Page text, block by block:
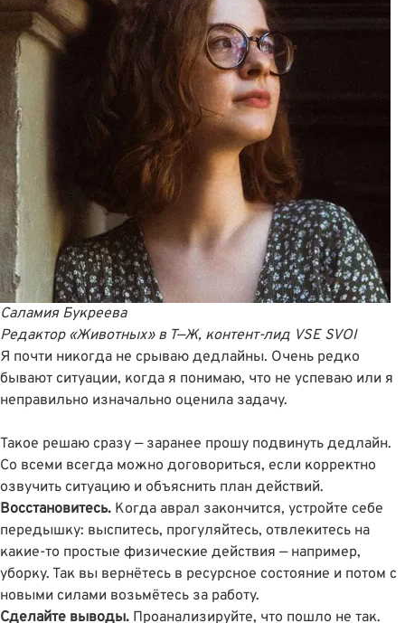
Саламия Букреева
Редактор «Животных» в Т—Ж, контент-лид VSE SVOI
Я почти никогда не срываю дедлайны. Очень редко
бывают ситуации, когда я понимаю, что не успеваю или я
неправильно изначально оценила задачу.
Такое решаю сразу — заранее прошу подвинуть дедлайн.
Со всеми всегда можно договориться, если корректно
озвучить ситуацию и объяснить план действий.
Восстановитесь. Когда аврал закончится, устройте себе
передышку: выспитесь, прогуляйтесь, отвлекитесь на
какие-то простые физические действия — например,
уборку. Так вы вернётесь в ресурсное состояние и потом с
новыми силами возьмётесь за работу.
Сделайте выводы. Проанализируйте, что пошло не так.